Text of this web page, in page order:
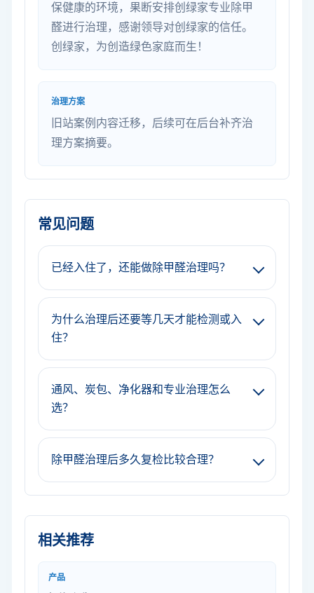
保健康的环境，果断安排创绿家专业除甲
醛进行治理，感谢领导对创绿家的信任。
创绿家，为创造绿色家庭而生！
治理方案
旧站案例内容迁移，后续可在后台补齐治
理方案摘要。
常见问题
已经入住了，还能做除甲醛治理吗？
为什么治理后还要等几天才能检测或入
住？
通风、炭包、净化器和专业治理怎么
选？
除甲醛治理后多久复检比较合理？
相关推荐
产品